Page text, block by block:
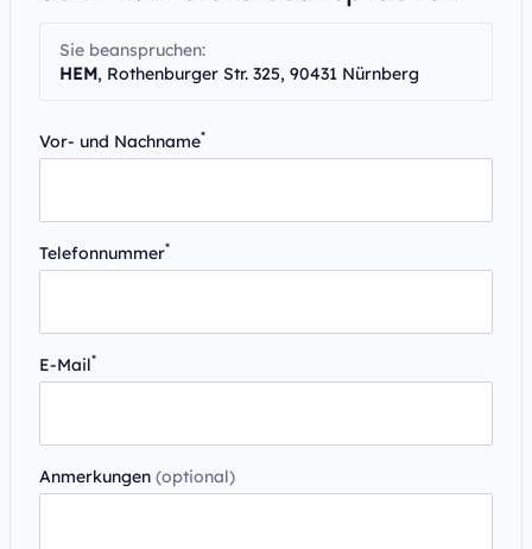
Sie beanspruchen:
HEM, Rothenburger Str. 325, 90431 Nürnberg
Vor- und Nachname*
Telefonnummer*
E-Mail*
Anmerkungen (optional)